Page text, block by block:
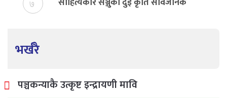
७
भर्खरै
पञ्चकन्याकै उत्कृष्ट इन्द्रायणी मावि